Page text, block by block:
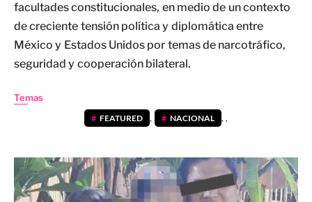
facultades constitucionales, en medio de un contexto
de creciente tensión política y diplomática entre
México y Estados Unidos por temas de narcotráfico,
seguridad y cooperación bilateral.
Temas
FEATURED , NACIONAL , ,